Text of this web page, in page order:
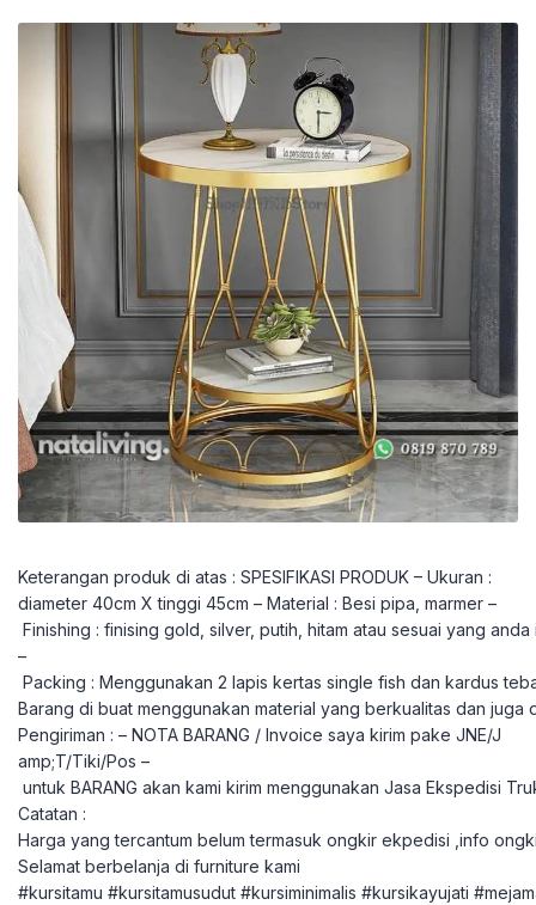
Keterangan produk di atas : SPESIFIKASI PRODUK – Ukuran :
diameter 40cm X tinggi 45cm – Material : Besi pipa, marmer –
Finishing : finising gold, silver, putih, hitam atau sesuai yang anda
–
Packing : Menggunakan 2 lapis kertas single fish dan kardus
Barang di buat menggunakan material yang berkualitas dan
Pengiriman : – NOTA BARANG / Invoice saya kirim pake JNE/J
amp;T/Tiki/Pos –
untuk BARANG akan kami kirim menggunakan Jasa Ekspedisi
Catatan :
Harga yang tercantum belum termasuk ongkir ekpedisi ,info
Selamat berbelanja di furniture kami
#kursitamu #kursitamusudut #kursiminimalis #kursikayujati